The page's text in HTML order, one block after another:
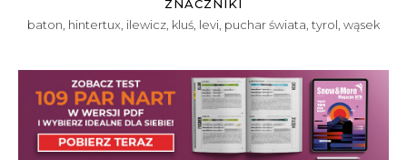
ZNACZNIKI
baton hintertux ilewicz kluś levi puchar świata tyrol wąsek